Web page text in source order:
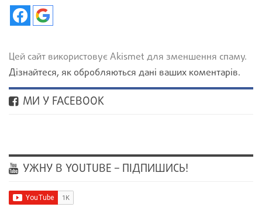
Цей сайт використовує Akismet для зменшення спаму.
Дізнайтеся, як обробляються дані ваших коментарів.
МИ У FACEBOOK
УЖНУ В YOUTUBE – ПІДПИШИСЬ!